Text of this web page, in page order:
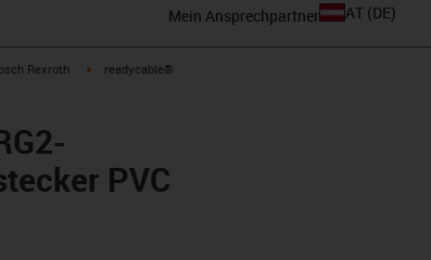
Mein Ansprechpartner AT (DE)
Rexroth igus-icon-arrow-right
readycable®
PVC